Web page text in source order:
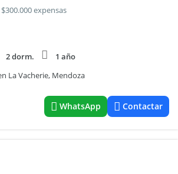
$300.000 expensas
2 dorm.
1 año
La Vacherie, Mendoza
WhatsApp Contactar